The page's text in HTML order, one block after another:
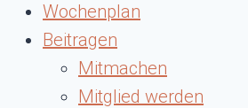
Wochenplan
Beitragen
Mitmachen
Mitglied werden